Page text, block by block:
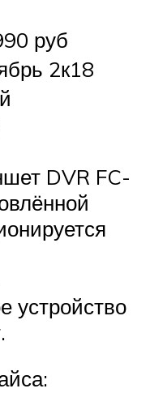
руб
2к18
DVR FC-
устройство